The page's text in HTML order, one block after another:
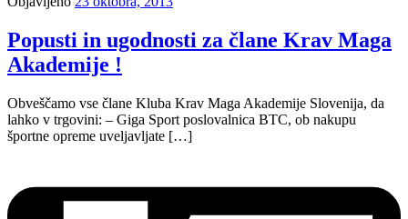
Popusti in ugodnosti za člane Krav Maga
Akademije !
Obveščamo vse člane Kluba Krav Maga Akademije Slovenija, da
lahko v trgovini: – Giga Sport poslovalnica BTC, ob nakupu
športne opreme uveljavljate […]